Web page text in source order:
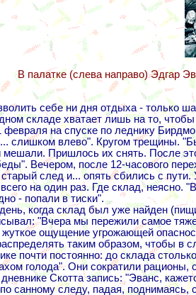
В палатке (слева направо) Эдгар
себе ни дня отдыха - только
складе хватает лишь на то,
февраля на спуске по леднику
слишком влево". Кругом трещины.
Пришлось их снять. После
Вечером, после 12-часового
след и... опять сбились с
на один раз. Где склад,
- попали в тиски".
когда склад был уже найден (пищи
"Вчера мы пережили самое
ощущение угрожающей
таким образом, чтобы в
постоянно: до склада
голода". Они сократили
Скотта запись: "Эванс,
санному следу, падая,